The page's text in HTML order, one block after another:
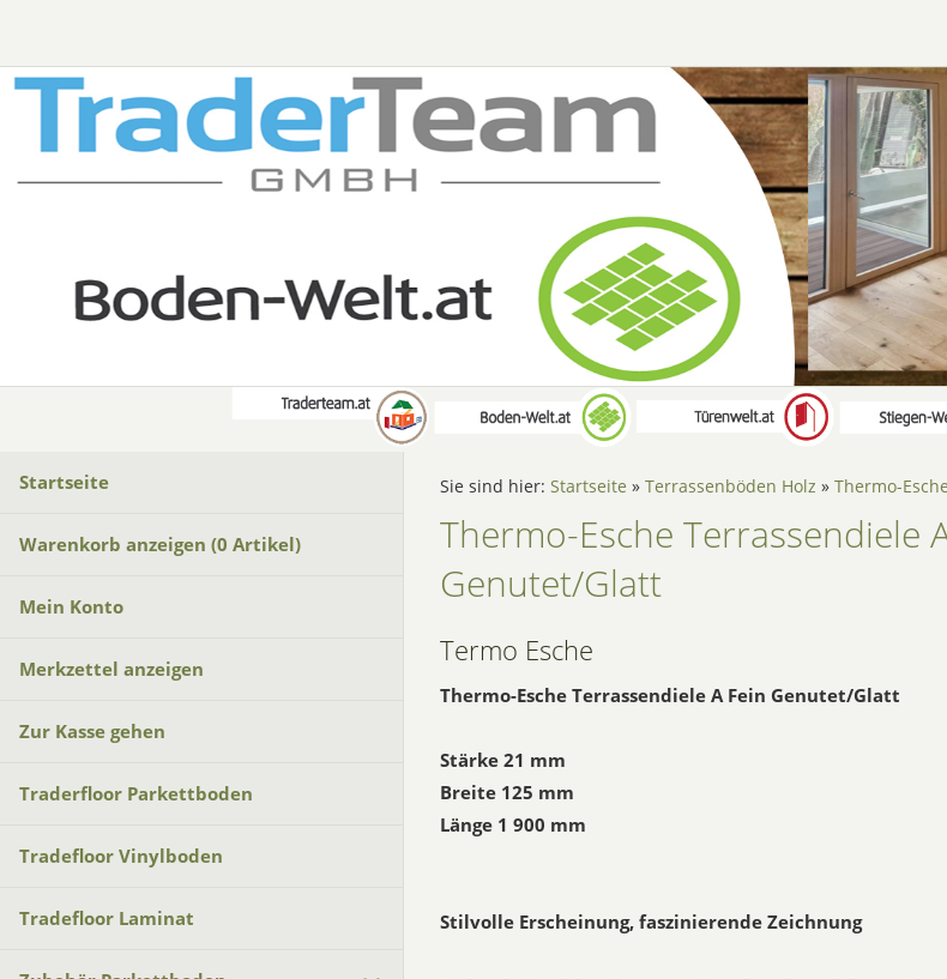
Startseite
Warenkorb anzeigen (0 Artikel)
Mein Konto
Merkzettel anzeigen
Zur Kasse gehen
Traderfloor Parkettboden
Tradefloor Vinylboden
Tradefloor Laminat
Sie sind hier: Startseite » Terrassenböden Holz » Thermo-
Thermo-Esche Terrassendiele
Genutet/Glatt
Termo Esche
Thermo-Esche Terrassendiele A Fein Genutet/Glatt
Stärke 21 mm
Breite 125 mm
Länge 1 900 mm
Stilvolle Erscheinung, faszinierende Zeichnung